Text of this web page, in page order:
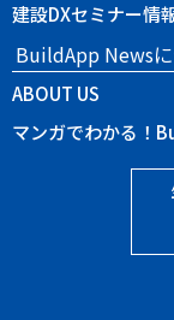
建設DXセミナー情
BuildApp News
ABOUT US
マンガでわかる！